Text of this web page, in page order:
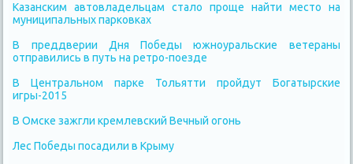
Казанским автовладельцам стало проще найти место на
муниципальных парковках
В преддверии Дня Победы южноуральские ветераны
отправились в путь на ретро-поезде
В Центральном парке Тольятти пройдут Богатырские
игры-2015
В Омске зажгли кремлевский Вечный огонь
Лес Победы посадили в Крыму